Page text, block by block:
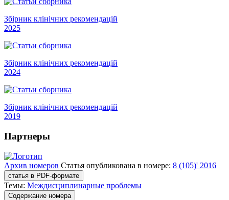
Збірник клінічних рекомендацій
2025
Збірник клінічних рекомендацій
2024
Збірник клінічних рекомендацій
2019
Партнеры
Архив номеров Статья опубликована в номере: 8 (105)' 2016
статья в PDF-формате
Темы: Междисциплинарные проблемы
Содержание номера